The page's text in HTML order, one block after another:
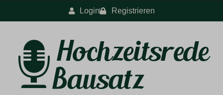
Login Registrieren